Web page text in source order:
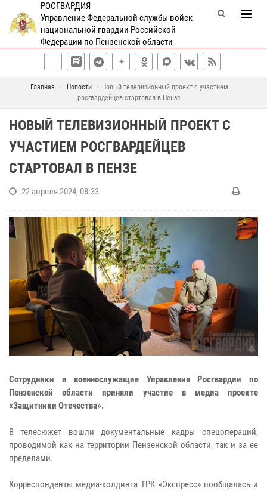
РОСГВАРДИЯ
Управление Федеральной службы войск
национальной гвардии Российской
Федерации по Пензенской области
Главная Новости
Новый телевизионный проект с участием
росгвардейцев стартовал в Пензе
НОВЫЙ ТЕЛЕВИЗИОННЫЙ ПРОЕКТ С
УЧАСТИЕМ РОСГВАРДЕЙЦЕВ
СТАРТОВАЛ В ПЕНЗЕ
22 апреля 2024, 08:33
Сотрудники и военнослужащие Управления Росгвардии по
Пензенской области приняли участие в медиа проекте
«Защитники Отечества».
В телесюжет вошли документальные кадры спецопераций,
проводимой как на территории Пензенской области, так и за ее
пределами.
Корреспонденты медиа-холдинга ТРК «Экспресс» пообщалась и